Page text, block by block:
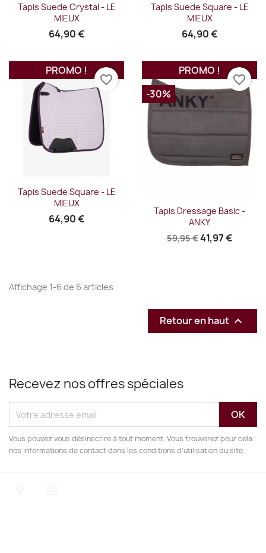
Tapis Suede Crystal - LE
MIEUX
64,90 €
Tapis Suede Square - LE
MIEUX
64,90 €
Tapis Suede Square - LE
MIEUX
64,90 €
PROMO !
favorite_border
Tapis Dressage Basic -
ANKY
59,95 €41,97 €
PROMO !
-30%
favorite_border
Affichage 1-6 de 6 articles
Retour en haut 
Recevez nos offres spéciales
Vous pouvez vous désinscrire à tout moment. Vous trouverez pour cela
nos informations de contact dans les conditions d'utilisation du site.